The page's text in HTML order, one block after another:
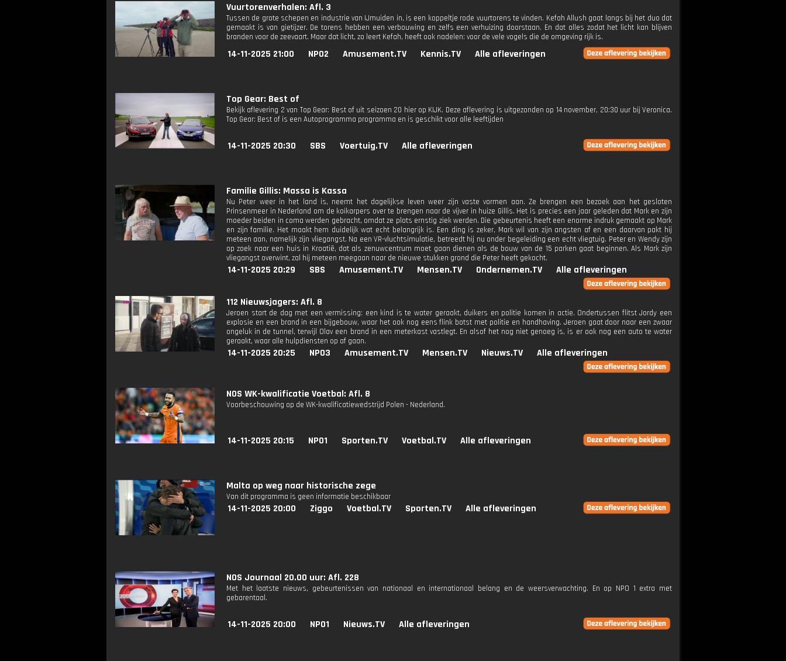
Vuurtorenverhalen: Afl. 3
Tussen de grote schepen en industrie van IJmuiden in, is een koppeltje rode vuurtorens te vinden. Kefah Allush gaat langs bij het duo dat
gemaakt is van gietijzer. De torens hebben een verbouwing en zelfs een verhuizing doorstaan. En dat alles zodat het licht kan blijven
branden voor de zeevaart. Maar dat licht, zo leert Kefah, heeft ook nadelen: voor de vele vogels die de omgeving rijk is.
14-11-2025 21:00 NPO2 Amusement.TV Kennis.TV Alle afleveringen
Top Gear: Best of
Bekijk aflevering 2 van Top Gear: Best of uit seizoen 20 hier op KIJK. Deze aflevering is uitgezonden op 14 november, 20:30 uur bij Veronica.
Top Gear: Best of is een Autoprogramma programma en is geschikt voor alle leeftijden
14-11-2025 20:30 SBS Voertuig.TV Alle afleveringen
Familie Gillis: Massa is Kassa
Nu Peter weer in het land is, neemt het dagelijkse leven weer zijn vaste vormen aan. Ze brengen een bezoek aan het gesloten
Prinsenmeer in Nederland om de koikarpers over te brengen naar de vijver in huize Gillis. Het is precies een jaar geleden dat Mark en zijn
moeder beiden in coma werden gebracht, omdat ze plots ernstig ziek werden. Die gebeurtenis heeft een enorme indruk gemaakt op Mark
en zijn familie. Het maakt hem duidelijk wat echt belangrijk is. Een ding is zeker, Mark wil van zijn angsten af en een daarvan pakt hij
meteen aan, namelijk zijn vliegangst. Na een VR-vluchtsimulatie, betreedt hij nu onder begeleiding een echt vliegtuig. Peter en Wendy zijn
op zoek naar een huis in Kroatië, dat als zenuwcentrum moet gaan dienen als de bouw van de 15 parken gaat beginnen. Als Mark zijn
vliegangst overwint, zal hij meteen meegaan naar de nieuwe stukken grond die Peter heeft gekocht.
14-11-2025 20:29 SBS Amusement.TV Mensen.TV Ondernemen.TV Alle afleveringen
112 Nieuwsjagers: Afl. 8
Jeroen start de dag met een vermissing: een kind is te water geraakt, duikers en politie komen in actie. Ondertussen flitst Jordy een
explosie en een brand in een bijgebouw, waar het ook nog eens flink botst met politie en handhaving. Jeroen gaat door naar een zwaar
ongeluk in de tunnel, terwijl Olav een brand in een meterkast vastlegt. En alsof het nog niet genoeg is, is er ook nog een auto te water
geraakt, waar alle hulpdiensten op af gaan.
14-11-2025 20:25 NPO3 Amusement.TV Mensen.TV Nieuws.TV Alle afleveringen
NOS WK-kwalificatie Voetbal: Afl. 8
Voorbeschouwing op de WK-kwalificatiewedstrijd Polen - Nederland.
14-11-2025 20:15 NPO1 Sporten.TV Voetbal.TV Alle afleveringen
Malta op weg naar historische zege
Van dit programma is geen informatie beschikbaar
14-11-2025 20:00 Ziggo Voetbal.TV Sporten.TV Alle afleveringen
NOS Journaal 20.00 uur: Afl. 228
Met het laatste nieuws, gebeurtenissen van nationaal en internationaal belang en de weersverwachting. En op NPO 1 extra met
gebarentaal.
14-11-2025 20:00 NPO1 Nieuws.TV Alle afleveringen